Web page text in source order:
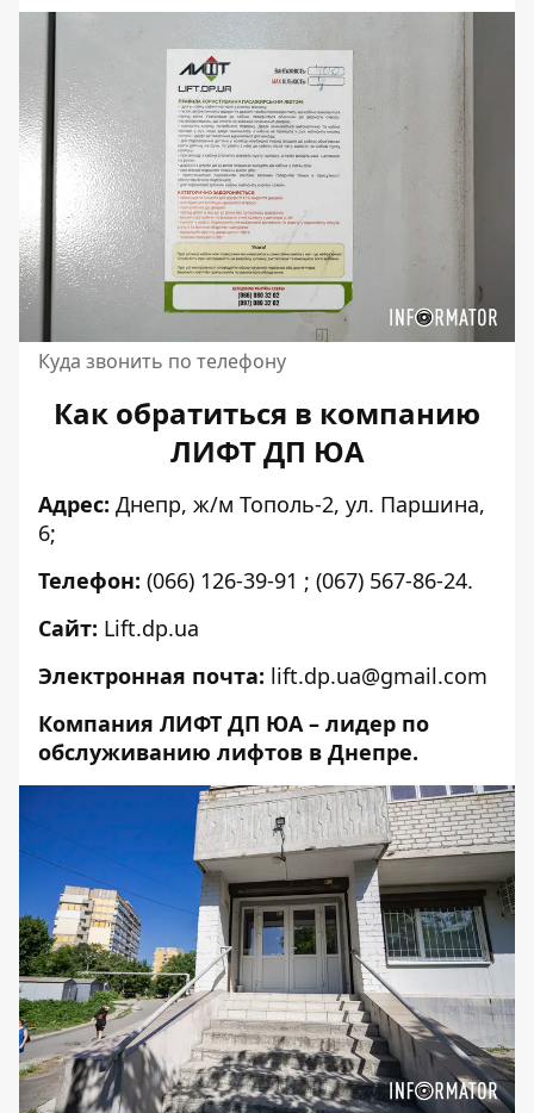
Куда звонить по телефону
Как обратиться в компанию
ЛИФТ ДП ЮА
Адрес: Днепр, ж/м Тополь-2, ул. Паршина,
6;
Телефон: (066) 126-39-91 ; (067) 567-86-24.
Сайт: Lift.dp.ua
Электронная почта: lift.dp.ua@gmail.com
Компания ЛИФТ ДП ЮА – лидер по
обслуживанию лифтов в Днепре.